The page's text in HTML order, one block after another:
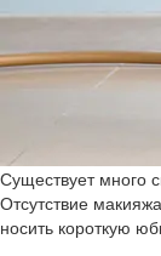
Существует много
Отсутствие
носить короткую